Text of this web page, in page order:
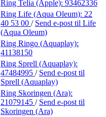
Ring Telia (Apple): 93462336
Ring Life (Aqua Oleum): 22
40 53 00 / Send e-post til Life
(Aqua Oleum)
Ring Ringo (Aquaplay):
41138150
Ring Sprell (Aquaplay):
47484995 / Send e-post til
Sprell (Aquaplay)
Ring Skoringen (Ara):
21079145 / Send e-post til
Skoringen (Ara)